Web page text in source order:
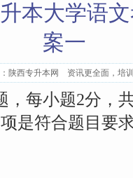
本大学语
案一
陕西专升本网 资讯更全面，培
，每小题2分，
是符合题目要